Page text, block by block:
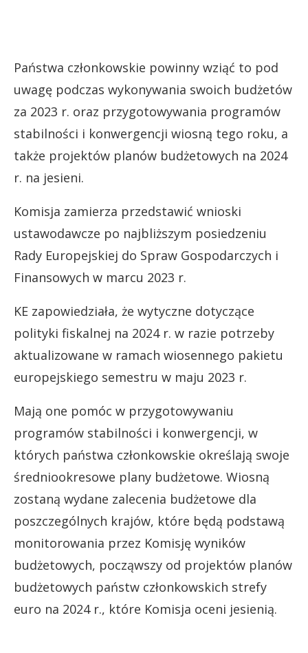
Państwa członkowskie powinny wziąć to pod
uwagę podczas wykonywania swoich budżetów
za 2023 r. oraz przygotowywania programów
stabilności i konwergencji wiosną tego roku, a
także projektów planów budżetowych na 2024
r. na jesieni.
Komisja zamierza przedstawić wnioski
ustawodawcze po najbliższym posiedzeniu
Rady Europejskiej do Spraw Gospodarczych i
Finansowych w marcu 2023 r.
KE zapowiedziała, że wytyczne dotyczące
polityki fiskalnej na 2024 r. w razie potrzeby
aktualizowane w ramach wiosennego pakietu
europejskiego semestru w maju 2023 r.
Mają one pomóc w przygotowywaniu
programów stabilności i konwergencji, w
których państwa członkowskie określają swoje
średniookresowe plany budżetowe. Wiosną
zostaną wydane zalecenia budżetowe dla
poszczególnych krajów, które będą podstawą
monitorowania przez Komisję wyników
budżetowych, począwszy od projektów planów
budżetowych państw członkowskich strefy
euro na 2024 r., które Komisja oceni jesienią.